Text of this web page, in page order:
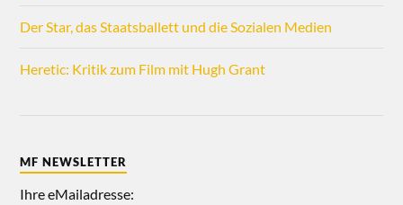
Der Star, das Staatsballett und die Sozialen Medien
Heretic: Kritik zum Film mit Hugh Grant
MF NEWSLETTER
Ihre eMailadresse: